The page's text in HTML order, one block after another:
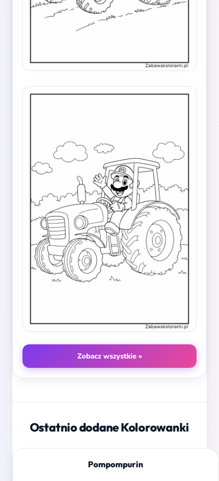
Zobacz wszystkie »
Ostatnio dodane Kolorowanki
Pompompurin